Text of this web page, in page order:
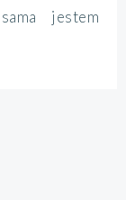
jestem